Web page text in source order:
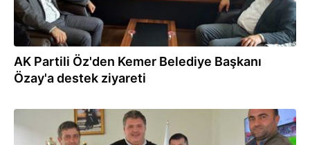
AK Partili Öz'den Kemer Belediye Başkanı
Özay'a destek ziyareti
26.02.2018